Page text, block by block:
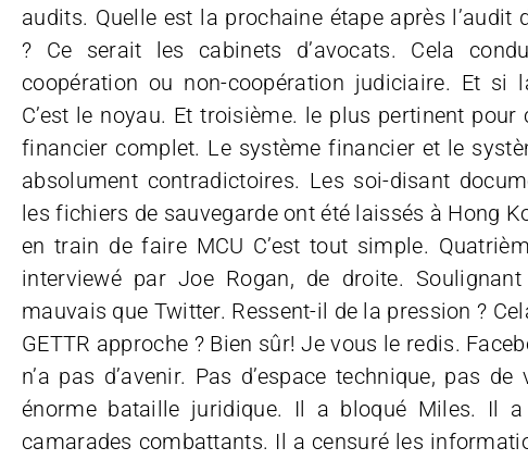
audits. Quelle est la prochaine étape après l’audit
? Ce serait les cabinets d’avocats. Cela
coopération ou non-coopération judiciaire. Et si
C’est le noyau. Et troisième. le plus pertinent pour
financier complet. Le système financier et le
absolument contradictoires. Les soi-disant
les fichiers de sauvegarde ont été laissés à Hong
en train de faire MCU C’est tout simple.
interviewé par Joe Rogan, de droite.
mauvais que Twitter. Ressent-il de la pression ?
GETTR approche ? Bien sûr! Je vous le redis.
n’a pas d’avenir. Pas d’espace technique, pas
énorme bataille juridique. Il a bloqué Miles. Il
camarades combattants. Il a censuré les